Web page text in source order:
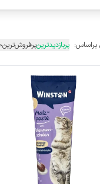
پربازدیدترینپرفروش‌ترین